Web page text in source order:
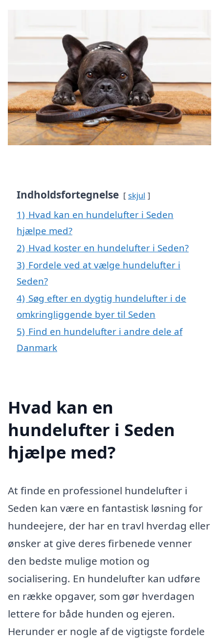
Indholdsfortegnelse skjul
1) Hvad kan en hundelufter i Seden
hjælpe med?
2) Hvad koster en hundelufter i Seden?
3) Fordele ved at vælge hundelufter i
Seden?
4) Søg efter en dygtig hundelufter i de
omkringliggende byer til Seden
5) Find en hundelufter i andre dele af
Danmark
Hvad kan en
hundelufter i Seden
hjælpe med?
At finde en professionel hundelufter i
Seden kan være en fantastisk løsning for
hundeejere, der har en travl hverdag eller
ønsker at give deres firbenede venner
den bedste mulige motion og
socialisering. En hundelufter kan udføre
en række opgaver, som gør hverdagen
lettere for både hunden og ejeren.
Herunder er nogle af de vigtigste fordele